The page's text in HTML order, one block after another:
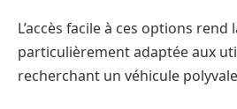
L’accès facile à ces options rend
particulièrement adaptée aux
recherchant un véhicule